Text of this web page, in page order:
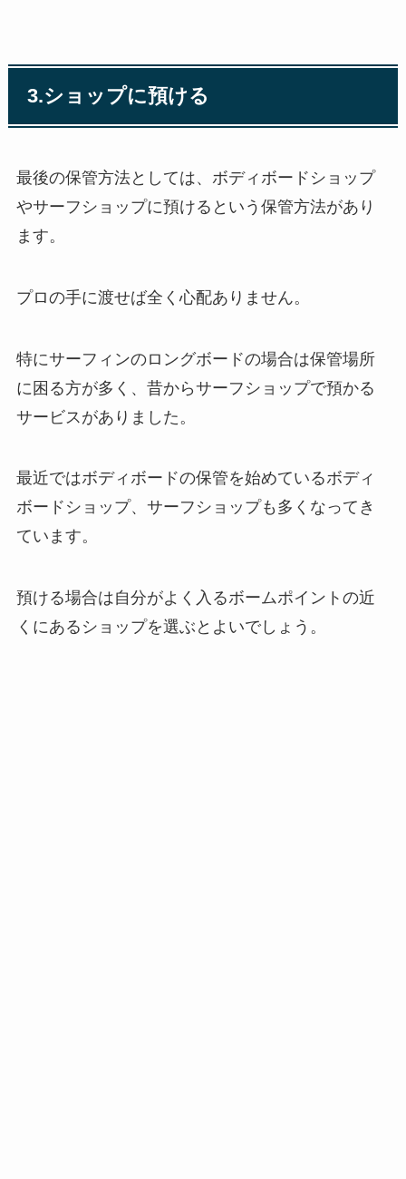
3.ショップに預ける
最後の保管方法としては、ボディボードショップ
やサーフショップに預けるという保管方法があり
ます。
プロの手に渡せば全く心配ありません。
特にサーフィンのロングボードの場合は保管場所
に困る方が多く、昔からサーフショップで預かる
サービスがありました。
最近ではボディボードの保管を始めているボディ
ボードショップ、サーフショップも多くなってき
ています。
預ける場合は自分がよく入るボームポイントの近
くにあるショップを選ぶとよいでしょう。